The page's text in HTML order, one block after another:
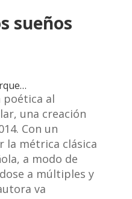
sueños
poética al
una creación
Con un
la métrica clásica
a modo de
a múltiples y
va